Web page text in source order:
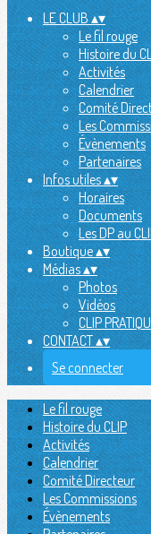
LE CLUB▴▾
Le fil rouge
Histoire du
Activités
Calendrier
Comité
Les
Évènements
Partenaires
Infos utiles▴▾
Horaires
Documents
Les DP au
Boutique▴▾
Médias▴▾
Photos
Vidéos
CLIP
CONTACT▴▾
Se connecter
Le fil rouge
Histoire du CLIP
Activités
Calendrier
Comité Directeur
Les Commissions
Évènements